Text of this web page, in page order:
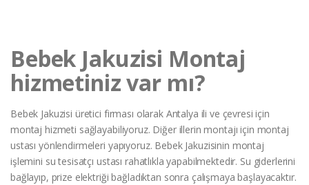
Bebek Jakuzisi Montaj
hizmetiniz var mı?
Bebek Jakuzisi üretici firması olarak Antalya ili ve çevresi için
montaj hizmeti sağlayabiliyoruz. Diğer illerin montajı için montaj
ustası yönlendirmeleri yapıyoruz. Bebek Jakuzisinin montaj
işlemini su tesisatçı ustası rahatlıkla yapabilmektedir. Su giderlerini
bağlayıp, prize elektriği bağladıktan sonra çalışmaya başlayacaktır.